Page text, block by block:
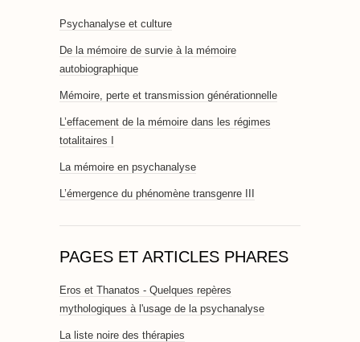
Psychanalyse et culture
De la mémoire de survie à la mémoire
autobiographique
Mémoire, perte et transmission générationnelle
L’effacement de la mémoire dans les régimes
totalitaires I
La mémoire en psychanalyse
L’émergence du phénomène transgenre III
PAGES ET ARTICLES PHARES
Eros et Thanatos - Quelques repères
mythologiques à l'usage de la psychanalyse
La liste noire des thérapies